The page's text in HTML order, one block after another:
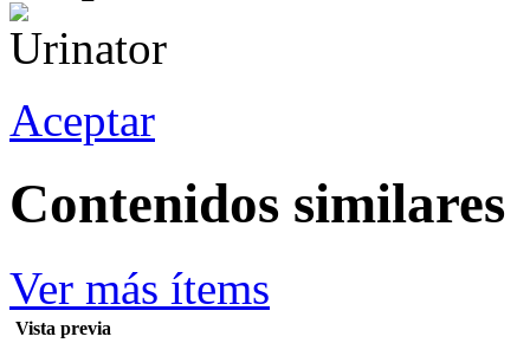
Aceptar
Contenidos similares
Ver más ítems
Vista previa